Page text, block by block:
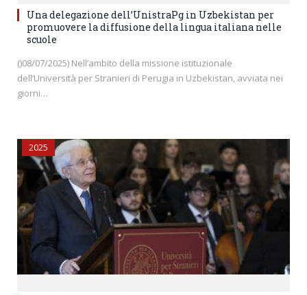
Una delegazione dell’UnistraPg in Uzbekistan per
promuovere la diffusione della lingua italiana nelle
scuole
()08/07/2025) Nell’ambito della missione istituzionale
dell’Università per Stranieri di Perugia in Uzbekistan, avviata nei
giorni…
2025